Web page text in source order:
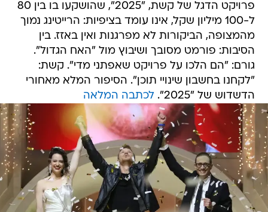
פרויקט הדגל של קשת, "2025", שהושקעו בו בין 80
ל-100 מיליון שקל, אינו עומד בציפיות: הרייטינג נמוך
מהמצופה, הביקורות לא מפרגנות ואין באזז. בין
הסיבות: פורמט מסובך ושיבוץ מול "האח הגדול".
גורם: "הם הלכו על פרויקט שאפתני מדי". קשת:
"לקחנו בחשבון שינויי תוכן". הסיפור המלא מאחורי
הדשדוש של "2025".
לכתבה המלאה